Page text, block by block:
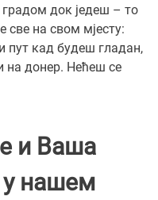
градом док једеш – то
све на свом мјесту:
пут кад будеш гладан,
на донер. Нећеш се
и Ваша
нашем